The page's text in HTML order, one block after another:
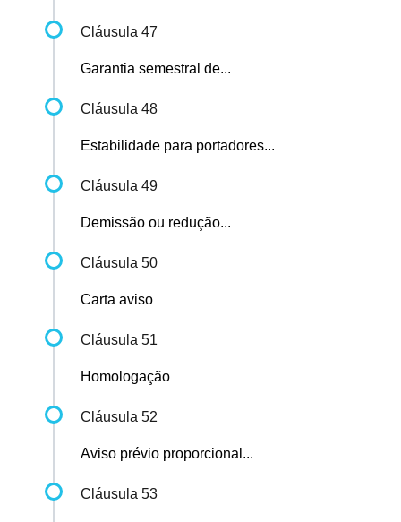
Cláusula 47
Garantia semestral de...
Cláusula 48
Estabilidade para portadores...
Cláusula 49
Demissão ou redução...
Cláusula 50
Carta aviso
Cláusula 51
Homologação
Cláusula 52
Aviso prévio proporcional...
Cláusula 53